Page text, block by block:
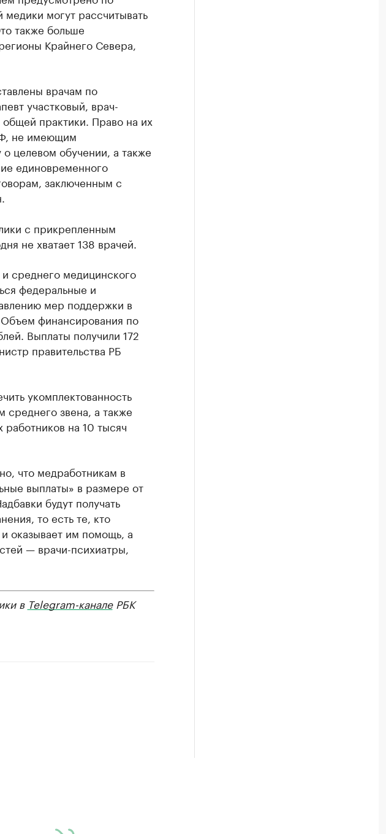
могут рассчитывать
также больше
Крайнего Севера,
врачам по
участковый, врач-
практики. Право на их
не имеющим
целевом обучении, а также
единовременного
заключенным с
с прикрепленным
не хватает 138 врачей.
среднего медицинского
федеральные и
мер поддержки в
финансирования по
Выплаты получили 172
правительства РБ
укомплектованность
звена, а также
работников на 10 тысяч
что медработникам в
выплаты» в размере от
будут получать
то есть те, кто
оказывает им помощь, а
— врачи-психиатры,
в Telegram-каналеРБК